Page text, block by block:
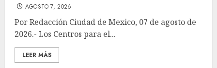
AGOSTO 7, 2026
Por Redacción Ciudad de Mexico, 07 de agosto de
2026.- Los Centros para el...
LEER MÁS